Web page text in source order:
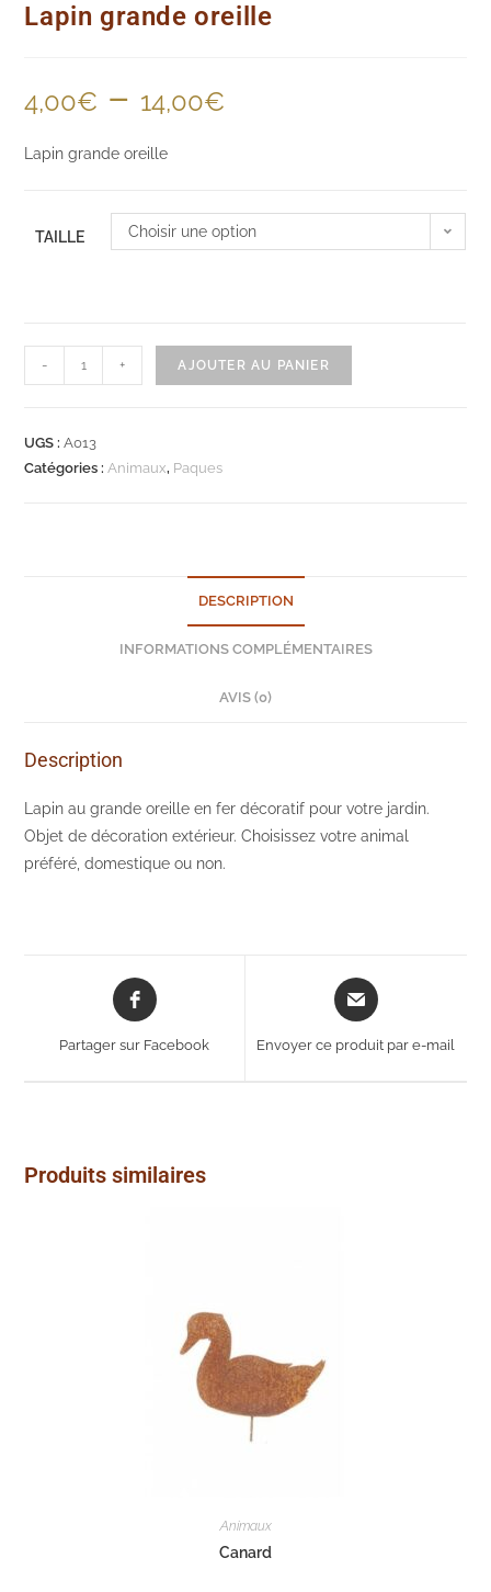
Lapin grande oreille
4,00€ – 14,00€
Lapin grande oreille
TAILLE Choisir une option
de
grande
oreille
- + AJOUTER AU PANIER
UGS :A013
Catégories :Animaux, Paques
DESCRIPTION
INFORMATIONS COMPLÉMENTAIRES
AVIS (0)
Description
Lapin au grande oreille en fer décoratif pour votre jardin.
Objet de décoration extérieur. Choisissez votre animal
préféré, domestique ou non.
Opens
in
Partager sur Facebook
Opens
in
new
Envoyer ce produit par e-mail
Produits similaires
Animaux
Canard